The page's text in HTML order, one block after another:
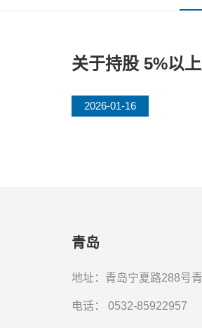
关于持股 5%以
2026-01-16
青岛
地址：青岛宁夏路288号
电话： 0532-85922957